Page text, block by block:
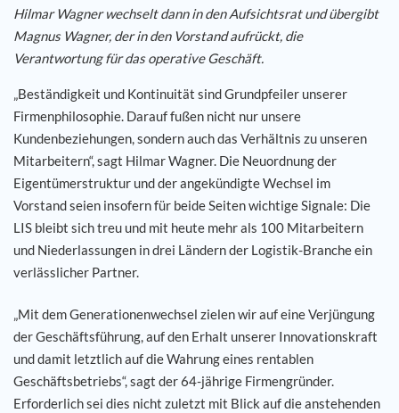
Hilmar Wagner wechselt dann in den Aufsichtsrat und übergibt
Magnus Wagner, der in den Vorstand aufrückt, die
Verantwortung für das operative Geschäft.
„Beständigkeit und Kontinuität sind Grundpfeiler unserer
Firmenphilosophie. Darauf fußen nicht nur unsere
Kundenbeziehungen, sondern auch das Verhältnis zu unseren
Mitarbeitern“, sagt Hilmar Wagner. Die Neuordnung der
Eigentümerstruktur und der angekündigte Wechsel im
Vorstand seien insofern für beide Seiten wichtige Signale: Die
LIS bleibt sich treu und mit heute mehr als 100 Mitarbeitern
und Niederlassungen in drei Ländern der Logistik-Branche ein
verlässlicher Partner.
„Mit dem Generationenwechsel zielen wir auf eine Verjüngung
der Geschäftsführung, auf den Erhalt unserer Innovationskraft
und damit letztlich auf die Wahrung eines rentablen
Geschäftsbetriebs“, sagt der 64-jährige Firmengründer.
Erforderlich sei dies nicht zuletzt mit Blick auf die anstehenden